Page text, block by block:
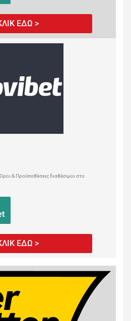
ΕΔΩ >
& Προϋποθέσεις διαθέσιμοι στο
ΕΔΩ >